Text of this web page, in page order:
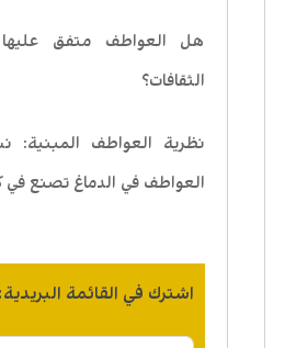
هل العواطف متفق عليها
الثقافات؟
نظرية العواطف
العواطف في الدماغ تصنع في
اشترك في القائمة البريدية: